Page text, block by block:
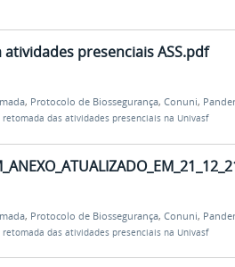
presenciais ASS.pdf
, Protocolo de Biossegurança, Conuni,
das atividades presenciais na Univasf
, Protocolo de Biossegurança, Conuni,
das atividades presenciais na Univasf